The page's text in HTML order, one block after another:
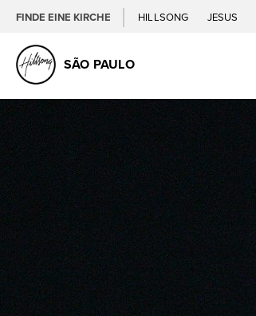
FINDE EINE KIRCHE HILLSONG JESUS
SÃO PAULO